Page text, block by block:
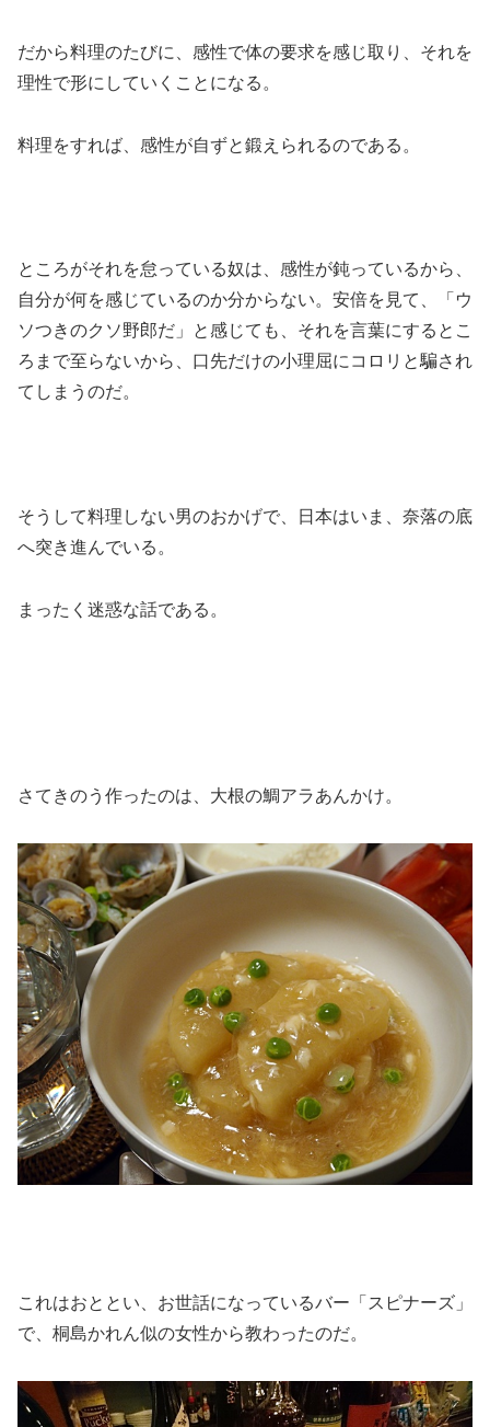
だから料理のたびに、感性で体の要求を感じ取り、それを
理性で形にしていくことになる。
料理をすれば、感性が自ずと鍛えられるのである。
ところがそれを怠っている奴は、感性が鈍っているから、
自分が何を感じているのか分からない。安倍を見て、「ウ
ソつきのクソ野郎だ」と感じても、それを言葉にするとこ
ろまで至らないから、口先だけの小理屈にコロリと騙され
てしまうのだ。
そうして料理しない男のおかげで、日本はいま、奈落の底
へ突き進んでいる。
まったく迷惑な話である。
さてきのう作ったのは、大根の鯛アラあんかけ。
これはおととい、お世話になっているバー「スピナーズ」
で、桐島かれん似の女性から教わったのだ。